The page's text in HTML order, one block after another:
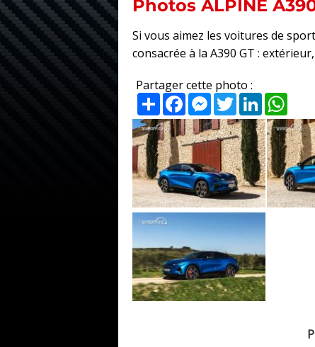
Photos ALPINE
Si vous aimez les voitures de
consacrée à la A390 GT :
Partager cette photo :
PartagerFacebookMessenger
TwitterLinkedIn